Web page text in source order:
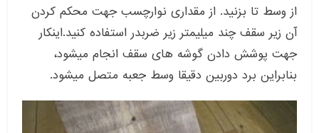
از وسط تا بزنید. از مقداری نوارچسب جهت محکم کردن
آن زیر سقف چند میلیمتر زیر ضربدر استفاده کنید.اینکار
جهت پوشش دادن گوشه های سقف انجام میشود،
بنابراین برد دوربین دقیقا وسط جعبه متصل میشود.